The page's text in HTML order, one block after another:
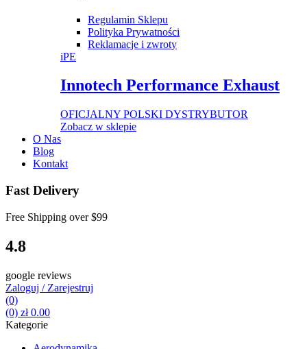
Regulamin Sklepu
Polityka Prywatności
Reklamacje i zwroty
iPE
Innotech Performance Exhaust
OFICJALNY POLSKI DYSTRYBUTOR
Zobacz w sklepie
O Nas
Blog
Kontakt
Fast Delivery
Free Shipping over$99
4.8
google reviews
Zaloguj / Zarejestruj
(0)
(0) zł0.00
Kategorie